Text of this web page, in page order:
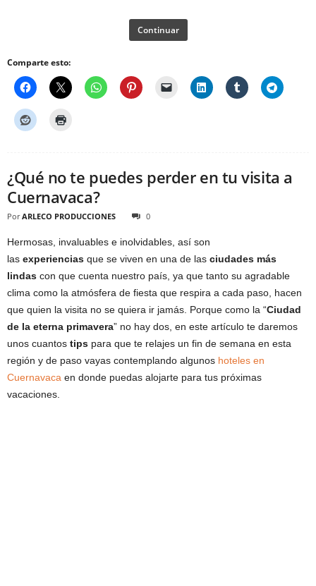
Continuar
Comparte esto:
¿Qué no te puedes perder en tu visita a
Cuernavaca?
Por ARLECO PRODUCCIONES 0
Hermosas, invaluables e inolvidables, así son
las experiencias que se viven en una de las ciudades más
lindas con que cuenta nuestro país, ya que tanto su agradable
clima como la atmósfera de fiesta que respira a cada paso, hacen
que quien la visita no se quiera ir jamás. Porque como la “Ciudad
de la eterna primavera” no hay dos, en este artículo te daremos
unos cuantos tips para que te relajes un fin de semana en esta
región y de paso vayas contemplando algunos hoteles en
Cuernavaca en donde puedas alojarte para tus próximas
vacaciones.